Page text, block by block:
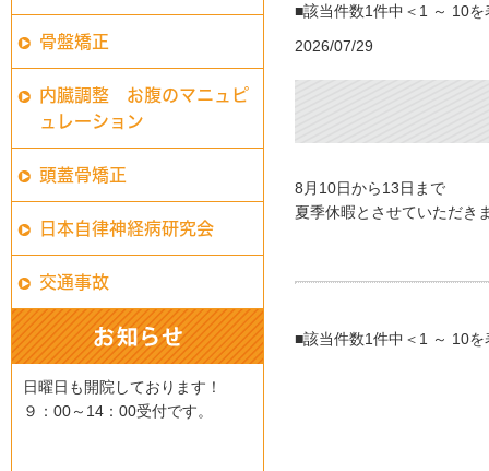
骨盤矯正
内臓調整 お腹のマニュピ
ュレーション
頭蓋骨矯正
日本自律神経病研究会
交通事故
日曜日も開院しております！
９：00～14：00受付です。
■該当件数1件中＜1 ～ 10
2026/07/29
8月10日から13日まで
夏季休暇とさせていただき
■該当件数1件中＜1 ～ 10